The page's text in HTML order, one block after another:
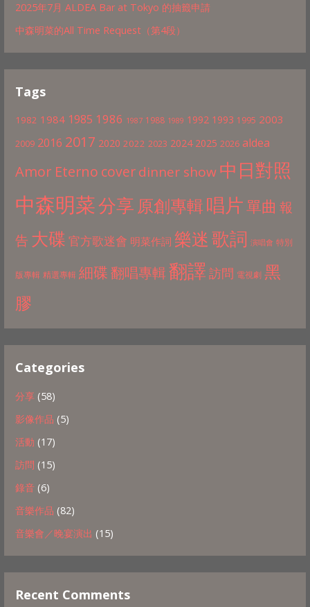
2025年7月 ALDEA Bar at Tokyo 的抽籤申請
中森明菜的All Time Request（第4段）
Tags
1982 1984 1985 1986 1987 1988 1989 1992 1993 1995 2003
2009 2016 2017 2020 2022 2023 2024 2025 2026 aldea
Amor Eterno coverdinner show中日對照
中森明菜分享 原創專輯唱片單曲 報
告 大碟 官方歌迷會 明菜作詞 樂迷歌詞 演唱會 特別
版專輯 精選專輯 細碟翻唱專輯翻譯 訪問 電視劇 黑
膠
Categories
分享 (58)
影像作品 (5)
活動 (17)
訪問 (15)
錄音 (6)
音樂作品 (82)
音樂會／晚宴演出 (15)
Recent Comments